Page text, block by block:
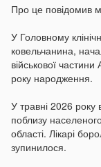
Про це повідомив
У Головному
ковельчанина,
військової
року народження.
У травні 2026
поблизу
області. Лікарі
зупинилося.